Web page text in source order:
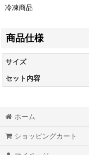
冷凍商品
商品仕様
サイズ
セット内容
ホーム
ショッピングカート